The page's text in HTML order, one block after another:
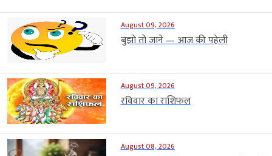
August 09, 2026
बुझो तो जाने — आज की पहेली
August 09, 2026
रविवार का राशिफल
August 08, 2026